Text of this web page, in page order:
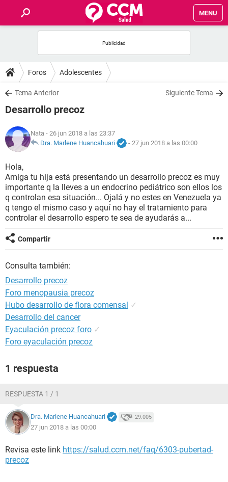
MENU
FOROS
SALUD
NUTRICIÓN
BIENESTAR
SEXUALIDAD
GLOSARIO
Foros Adolescentes
Tema Anterior Siguiente Tema
Desarrollo precoz
Nata - 26 jun 2018 a las 23:37
Dra. Marlene Huancahuari
- 27 jun 2018 a las 00:00
Hola,
Amiga tu hija está presentando un desarrollo precoz es muy
importante q la lleves a un endocrino pediátrico son ellos los
q controlan esa situación... Ojalá y no estes en Venezuela ya
q tengo el mismo caso y aquí no hay el tratamiento para
controlar el desarrollo espero te sea de ayudarás a...
Compartir
Consulta también:
Desarrollo precoz
Foro menopausia precoz
Hubo desarrollo de flora comensal ✓
Desarrollo del cancer
Eyaculación precoz foro ✓
Foro eyaculación precoz
1 respuesta
RESPUESTA 1 / 1
Dra. Marlene Huancahuari 29.005
27 jun 2018 a las 00:00
Revisa este link https://salud.ccm.net/faq/6303-pubertad-
precoz